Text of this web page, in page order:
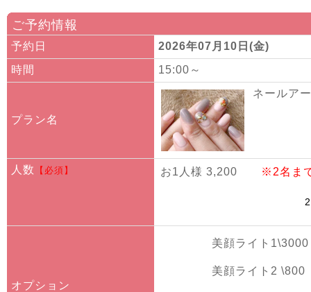
ご予約情報
予約日
2026年07月10日(金)
時間
15:00～
プラン名
ネールア
人数 【必須】 お1人様 3,200 ※2名ま
オプション
美顔ライト1\3000
美顔ライト2 \800